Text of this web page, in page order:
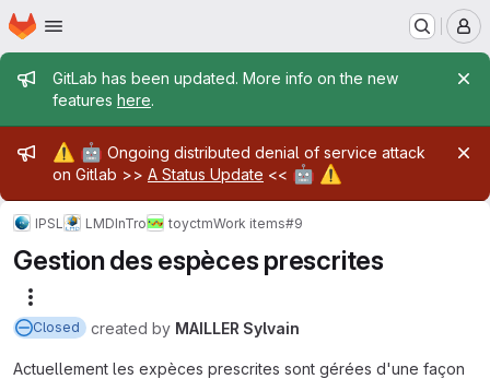
Skip to main content
Homepage
Admin message
GitLab has been updated. More info on the new
features here.
Admin message
⚠️ 🤖 Ongoing distributed denial of service attack
on Gitlab >> A Status Update << 🤖 ⚠️
IPSL LMDInTro toyctmWork items#9
Gestion des espèces prescrites
Closed created by MAILLER Sylvain
Actuellement les expèces prescrites sont gérées d'une façon